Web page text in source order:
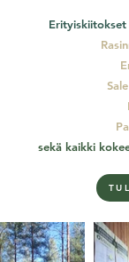
sekä kaikki